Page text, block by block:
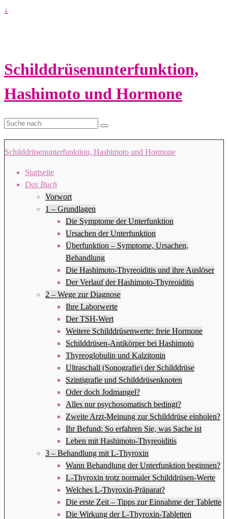
↓
Schilddrüsenunterfunktion,
Hashimoto und Hormone
Suche
Schilddrüsenunterfunktion, Hashimoto und Hormone
Startseite
Das Buch
Vorwort
1 – Grundlagen
Die Symptome der Unterfunktion
Ursachen der Unterfunktion
Überfunktion – Symptome, Ursachen,
Behandlung
Die Hashimoto-Thyreoiditis und ihre Auslöser
Der Verlauf der Hashimoto-Thyreoiditis
2 – Wege zur Diagnose
Ihre Laborwerte
Der TSH-Wert
Weitere Schilddrüsenwerte: freie Hormone
Schilddrüsen-Antikörper bei Hashimoto
Thyreoglobulin und Kalzitonin
Ultraschall (Sonografie) der Schilddrüse
Szintigrafie und Schilddrüsenknoten
Oder doch Jodmangel?
Alles nur psychosomatisch bedingt?
Zweite Arzt-Meinung zur Schilddrüse einholen?
Ihr Befund: So erfahren Sie, was Sache ist
Leben mit Hashimoto-Thyreoiditis
3 – Behandlung mit L-Thyroxin
Wann Behandlung der Unterfunktion beginnen?
L-Thyroxin trotz normaler Schilddrüsen-Werte
Welches L-Thyroxin-Präparat?
Die erste Zeit – Tipps zur Einnahme der Tablette
Die Wirkung der L-Thyroxin-Tabletten